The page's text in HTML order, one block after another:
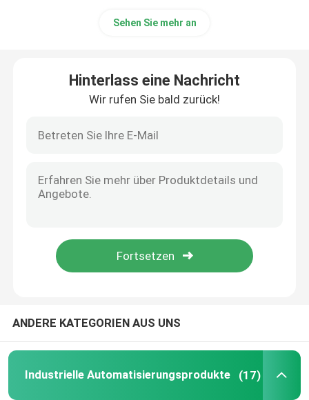
Produkte
Sehen Sie mehr an
Hinterlass eine Nachricht
Wir rufen Sie bald zurück!
ANDERE KATEGORIEN AUS UNS
Industrielle Automatisierungsprodukte (17)